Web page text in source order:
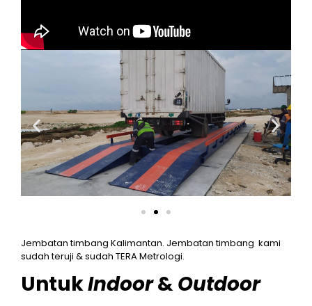
Jembatan timbang Kalimantan. Jembatan timbang kami
sudah teruji & sudah TERA Metrologi.
UntukIndoor&Outdoor